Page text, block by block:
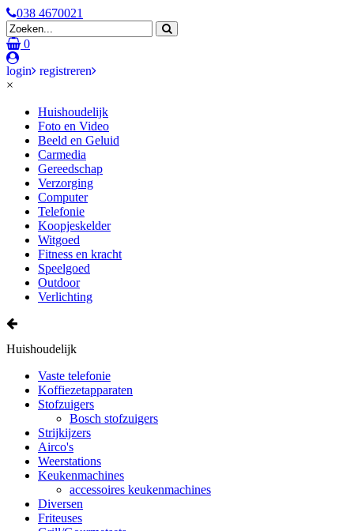
038 4670021
0
login
registreren
×
Huishoudelijk
Foto en Video
Beeld en Geluid
Carmedia
Gereedschap
Verzorging
Computer
Telefonie
Koopjeskelder
Witgoed
Fitness en kracht
Speelgoed
Outdoor
Verlichting
Huishoudelijk
Vaste telefonie
Koffiezetapparaten
Stofzuigers
Bosch stofzuigers
Strijkijzers
Airco's
Weerstations
Keukenmachines
accessoires keukenmachines
Diversen
Friteuses